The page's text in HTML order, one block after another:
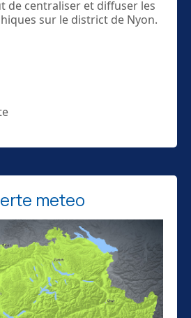
de centraliser et diffuser les
sur le district de Nyon.
meteo